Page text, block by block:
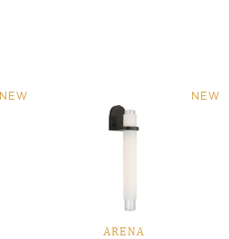
NEW NEW
ARENA